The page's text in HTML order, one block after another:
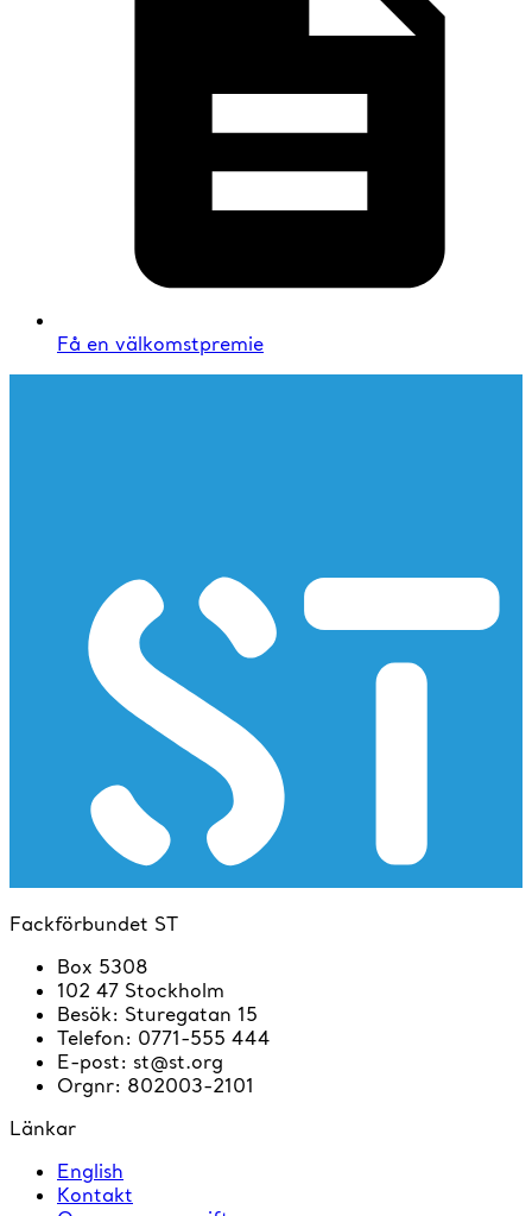
Få en välkomstpremie
Fackförbundet ST
Box 5308
102 47 Stockholm
Besök: Sturegatan 15
Telefon: 0771-555 444
E-post: st@st.org
Orgnr: 802003-2101
Länkar
English
Kontakt